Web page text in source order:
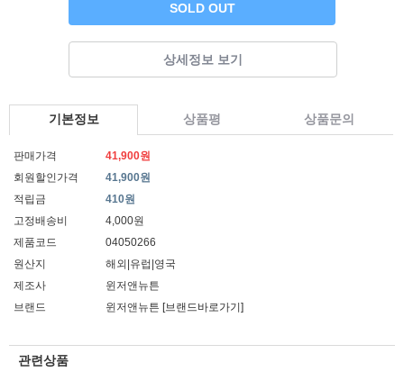
SOLD OUT
상세정보 보기
기본정보 상품평 상품문의
판매가격
41,900원
회원할인가격
41,900원
적립금
410원
고정배송비
4,000원
제품코드
04050266
원산지
해외|유럽|영국
제조사
윈저앤뉴튼
브랜드
윈저앤뉴튼 [브랜드바로가기]
관련상품